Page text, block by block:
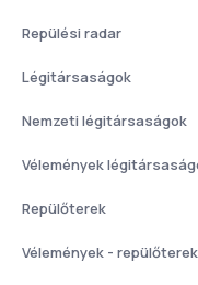
Repülési radar
Légitársaságok
Nemzeti légitársaságok
Vélemények
Repülőterek
Vélemények -